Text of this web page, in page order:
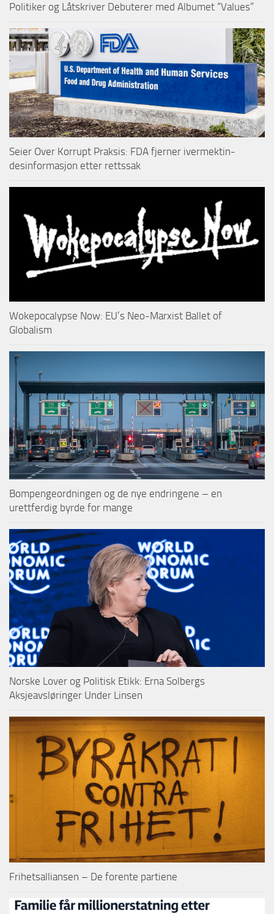
Politiker og Låtskriver Debuterer med Albumet “Values”
Seier Over Korrupt Praksis: FDA fjerner ivermektin-
desinformasjon etter rettssak
Wokepocalypse Now: EU’s Neo-Marxist Ballet of
Globalism
Bompengeordningen og de nye endringene – en
urettferdig byrde for mange
Norske Lover og Politisk Etikk: Erna Solbergs
Aksjeavsløringer Under Linsen
Frihetsalliansen – De forente partiene